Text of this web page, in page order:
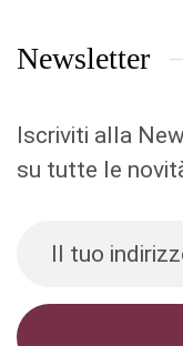
Newsletter
Iscriviti alla
su tutte le